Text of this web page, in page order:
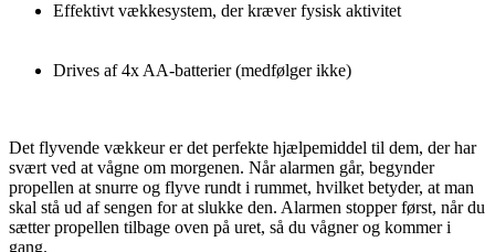
Effektivt vækkesystem, der kræver fysisk aktivitet
Drives af 4x AA-batterier (medfølger ikke)
Det flyvende vækkeur er det perfekte hjælpemiddel til dem, der har
svært ved at vågne om morgenen. Når alarmen går, begynder
propellen at snurre og flyve rundt i rummet, hvilket betyder, at man
skal stå ud af sengen for at slukke den. Alarmen stopper først, når du
sætter propellen tilbage oven på uret, så du vågner og kommer i
gang.